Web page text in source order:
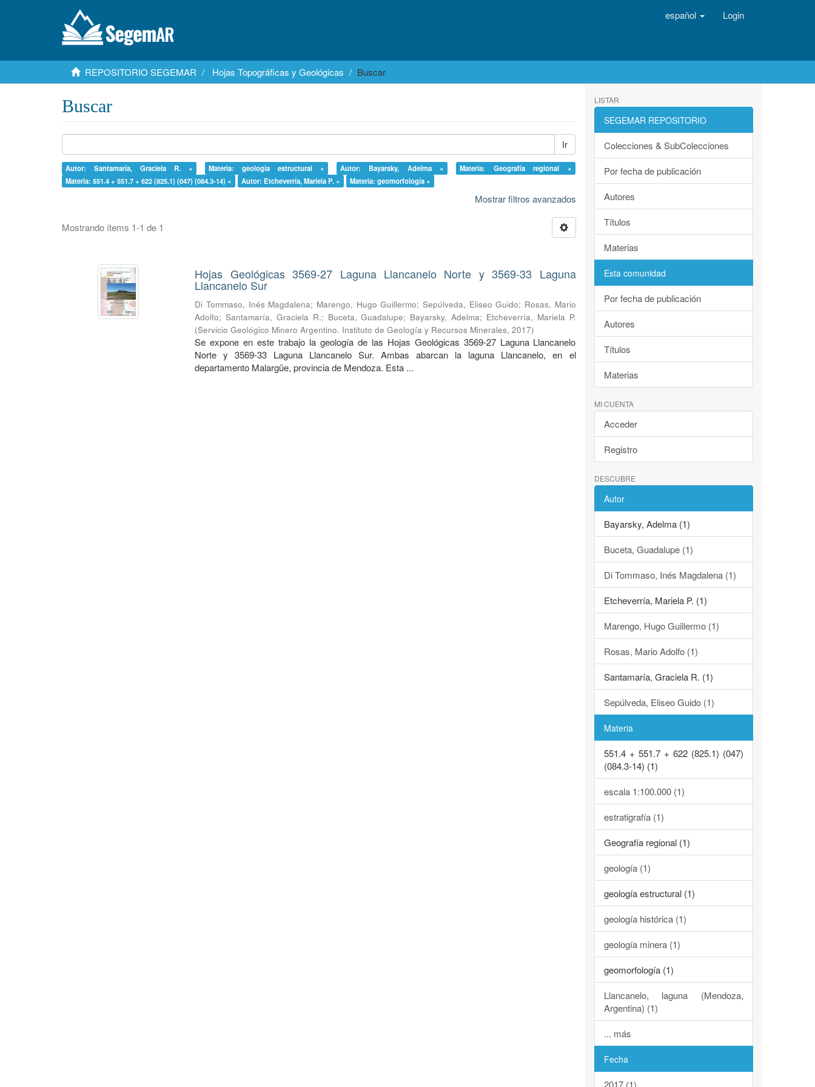
español Login
REPOSITORIO SEGEMAR Hojas Topográficas y Geológicas Buscar
Buscar
Ir
Autor: Santamaría, Graciela R. × Materia: geología estructural × Autor: Bayarsky, Adelma ×
Materia: Geografía regional ×
Materia: 551.4 + 551.7 + 622 (825.1) (047) (084.3-14) ×
Autor: Etcheverría, Mariela P. × Materia: geomorfología ×
Mostrar filtros avanzados
Mostrando ítems 1-1 de 1
Hojas Geológicas 3569-27 Laguna Llancanelo Norte y 3569-33 Laguna
Llancanelo Sur
Di Tommaso, Inés Magdalena; Marengo, Hugo Guillermo; Sepúlveda, Eliseo Guido; Rosas, Mario
Adolfo;Santamaría, Graciela R.; Buceta, Guadalupe; Bayarsky, Adelma; Etcheverría, Mariela P.
(Servicio Geológico Minero Argentino. Instituto de Geología y Recursos Minerales,2017)
Se expone en este trabajo la geología de las Hojas Geológicas 3569-27 Laguna Llancanelo
Norte y 3569-33 Laguna Llancanelo Sur. Ambas abarcan la laguna Llancanelo, en el
departamento Malargüe, provincia de Mendoza. Esta ...
LISTAR
SEGEMAR REPOSITORIO
Colecciones & SubColecciones
Por fecha de publicación
Autores
Títulos
Materias
Esta comunidad
Por fecha de publicación
Autores
Títulos
Materias
MI CUENTA
Acceder
Registro
DESCUBRE
Autor
Bayarsky, Adelma (1)
Buceta, Guadalupe (1)
Di Tommaso, Inés Magdalena (1)
Etcheverría, Mariela P. (1)
Marengo, Hugo Guillermo (1)
Rosas, Mario Adolfo (1)
Santamaría, Graciela R. (1)
Sepúlveda, Eliseo Guido (1)
Materia
551.4 + 551.7 + 622 (825.1) (047)
(084.3-14) (1)
escala 1:100.000 (1)
estratigrafía (1)
Geografía regional (1)
geología (1)
geología estructural (1)
geología histórica (1)
geología minera (1)
geomorfología (1)
Llancanelo, laguna (Mendoza,
Argentina) (1)
... más
Fecha
2017 (1)